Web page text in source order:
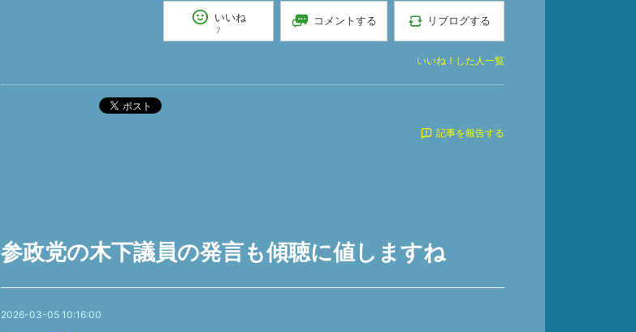
いいね
7
コメントする リブログする
いいね！した人一覧
ポスト
記事を報告する
参政党の木下議員の発言も傾聴に値しますね
2026-03-05 10:16:00